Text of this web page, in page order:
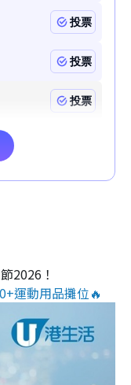
2026！
運動用品攤位🔥